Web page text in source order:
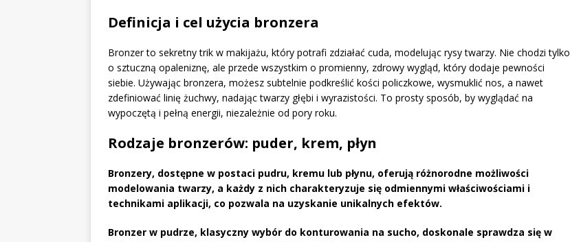
Definicja i cel użycia bronzera
Bronzer to sekretny trik w makijażu, który potrafi zdziałać cuda, modelując rysy twarzy. Nie chodzi tylko
o sztuczną opaleniznę, ale przede wszystkim o promienny, zdrowy wygląd, który dodaje pewności
siebie. Używając bronzera, możesz subtelnie podkreślić kości policzkowe, wysmuklić nos, a nawet
zdefiniować linię żuchwy, nadając twarzy głębi i wyrazistości. To prosty sposób, by wyglądać na
wypoczętą i pełną energii, niezależnie od pory roku.
Rodzaje bronzerów: puder, krem, płyn
Bronzery, dostępne w postaci pudru, kremu lub płynu, oferują różnorodne możliwości
modelowania twarzy, a każdy z nich charakteryzuje się odmiennymi właściwościami i
technikami aplikacji, co pozwala na uzyskanie unikalnych efektów.
Bronzer w pudrze, klasyczny wybór do konturowania na sucho, doskonale sprawdza się w